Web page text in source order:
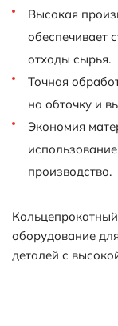
Высокая
обеспечивает
отходы сырья.
Точная
на обточку и
Экономия
производство.
оборудование
деталей с